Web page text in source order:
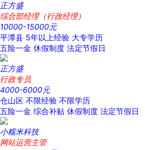
正方盛
综合部经理（行政经理）
10000-15000元
平潭县 5年以上经验 大专学历
五险一金 休假制度 法定节假日
正方盛
行政专员
4000-6000元
仓山区 不限经验 不限学历
五险一金 综合补贴 休假制度 法定节假日
小糯米科技
网站运营主管